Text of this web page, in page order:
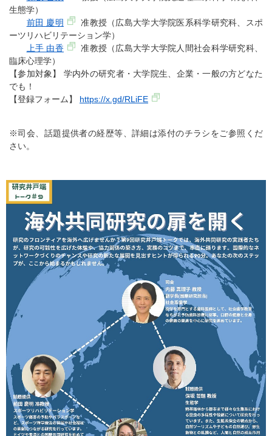
生態学）
前田 慶明
准教授（広島大学大学院医系科学研究科、スポ
ーツリハビリテーション学）
上手 由香
准教授（広島大学大学院人間社会科学研究科、
臨床心理学）
【参加対象】 学内外の研究者・大学院生、企業・一般の方どなた
でも！
【登録フォーム】 https://x.gd/RLiFE
※司会、話題提供者の経歴等、詳細は添付のチラシをご参照くだ
さい。